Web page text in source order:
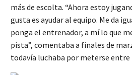
más de escolta. “Ahora estoy
gusta es ayudar al equipo. Me da
ponga el entrenador, a mí lo que
pista”, comentaba a finales de
todavía luchaba por meterse